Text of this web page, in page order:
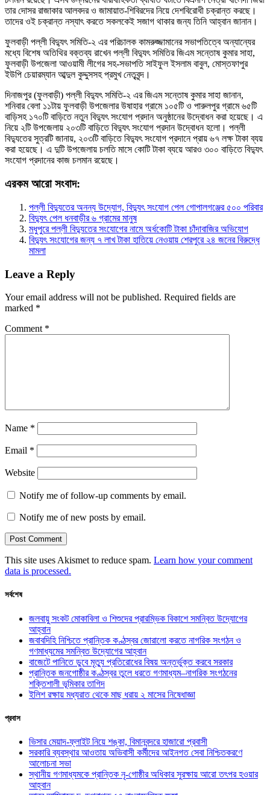
তার দোসর রাজাকার আলবদর ও জামায়াত-শিবিরদের নিয়ে দেশবিরোধী চক্রান্ত করছে।
তাদের ওই চক্রান্ত নস্যাৎ করতে সকলকেই সজাগ থাকার জন্য তিনি আহ্বান জানান।
ফুলবাড়ী পল্লী বিদ্যুৎ সমিতি-২ এর পরিচালক কামরুজ্জামানের সভাপতিত্বে অন্যান্যের
মধ্যে বিশেষ অতিথির বক্তব্য রাখেন পল্লী বিদ্যুৎ সমিতির জিএম সন্তোষ কুমার সাহা,
ফুলবাড়ী উপজেলা আওয়ামী লীগের সহ-সভাপতি সাইফুল ইসলাম বাবুল, মোস্তফাপুর
ইউপি চেয়ারম্যান আব্দুল কুদ্দুসসহ প্রমুখ নেতৃবৃন্দ।
দিনাজপুর (ফুলবাড়ী) পল্লী বিদ্যুৎ সমিতি-২ এর জিএম সন্তোষ কুমার সাহা জানান,
শনিবার বেলা ১১টায় ফুলবাড়ী উপজেলার উষাহার গ্রামে ১০৫টি ও পারুলপুর গ্রামে ৬৫টি
বাড়িসহ ১৭০টি বাড়িতে নতুন বিদ্যুৎ সংযোগ প্রদান অনুষ্ঠানের উদ্বোধন করা হয়েছে। এ
নিয়ে ২টি উপজেলায় ২০৩টি বাড়িতে বিদ্যুৎ সংযোগ প্রদান উদ্বোধন হলো। পল্লী
বিদ্যুতের সুত্রটি জানায়, ২০৩টি বাড়িতে বিদ্যুৎ সংযোগ প্রদানে প্রায় ৬৭ লক্ষ টাকা ব্যয়
করা হয়েছে। এ দুটি উপজেলায় চলতি মাসে কোটি টাকা ব্যয়ে আরও ৩০০ বাড়িতে বিদ্যুৎ
সংযোগ প্রদানের কাজ চলমান রয়েছে।
এরকম আরো সংবাদ:
পল্লী বিদ্যুতের অনন্য উদ্যোগ, বিদ্যুৎ সংযোগ পেল গোপালগঞ্জের ৫০০ পরিবার
বিদ্যুৎ পেল ধনবাড়ীর ৬ গ্রামের মানুষ
মধুপুরে পল্লী বিদ্যুতের সংযোগের নামে অর্ধকোটি টাকা চাঁদাবাজির অভিযোগ
বিদ্যুৎ সংযোগের জন্য ৭ লাখ টাকা হাতিয়ে নেওয়ায় শেরপুরে ২৪ জনের বিরুদ্ধে
মামলা
Leave a Reply
Your email address will not be published. Required fields are
marked *
Comment *
Name *
Email *
Website
Notify me of follow-up comments by email.
Notify me of new posts by email.
This site uses Akismet to reduce spam. Learn how your comment
data is processed.
সর্বশেষ
জলবায়ু সংকট মোকাবিলা ও শিশুদের প্রারম্ভিক বিকাশে সমন্বিত উদ্যোগের
আহ্বান
জবাবদিহি নিশ্চিতে প্রান্তিক কণ্ঠস্বর জোরালো করতে নাগরিক সংগঠন ও
গণমাধ্যমের সমন্বিত উদ্যোগের আহ্বান
বাজেটে পানিতে ডুবে মৃত্যু প্রতিরোধের বিষয় অন্তর্ভুক্ত করবে সরকার
প্রান্তিক জনগোষ্ঠীর কণ্ঠস্বর তুলে ধরতে গণমাধ্যম–নাগরিক সংগঠনের
শক্তিশালী ভূমিকার তাগিদ
ইলিশ রক্ষায় মধ্যরাত থেকে মাছ ধরায় ২ মাসের নিষেধাজ্ঞা
প্রবাস
ভিসার মেয়াদ-ফ্লাইট নিয়ে শঙ্কা, বিমানবন্দরে হাজারো প্রবাসী
সরকারি ব্যবস্থার আওতায় অভিবাসী কর্মীদের আইনগত সেবা নিশ্চিতকরণে
আলোচনা সভা
স্থানীয় গণমাধ্যমকে প্রান্তিক নৃ-গোষ্ঠীর অধিকার সুরক্ষায় আরো তৎপর হওয়ার
আহ্বান